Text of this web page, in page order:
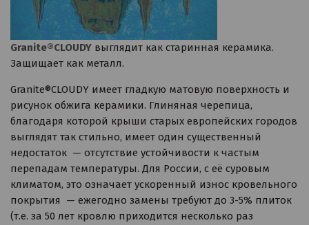
Granite®CLOUDY выглядит как старинная керамика.
Защищает как металл.
Granite®CLOUDY имеет гладкую матовую поверхность и
рисунок обжига керамики. Глиняная черепица,
благодаря которой крыши старых европейских городов
выглядят так стильно, имеет один существенный
недостаток — отсутствие устойчивости к частым
перепадам температуры. Для России, с её суровым
климатом, это означает ускоренный износ кровельного
покрытия — ежегодно замены требуют до 3-5% плиток
(т.е. за 50 лет кровлю приходится несколько раз